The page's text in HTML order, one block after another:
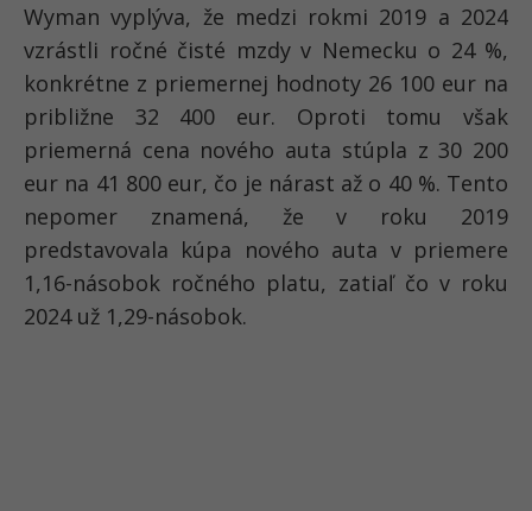
Wyman vyplýva, že medzi rokmi 2019 a 2024
vzrástli ročné čisté mzdy v Nemecku o 24 %,
konkrétne z priemernej hodnoty 26 100 eur na
približne 32 400 eur. Oproti tomu však
priemerná cena nového auta stúpla z 30 200
eur na 41 800 eur, čo je nárast až o 40 %. Tento
nepomer znamená, že v roku 2019
predstavovala kúpa nového auta v priemere
1,16-násobok ročného platu, zatiaľ čo v roku
2024 už 1,29-násobok.